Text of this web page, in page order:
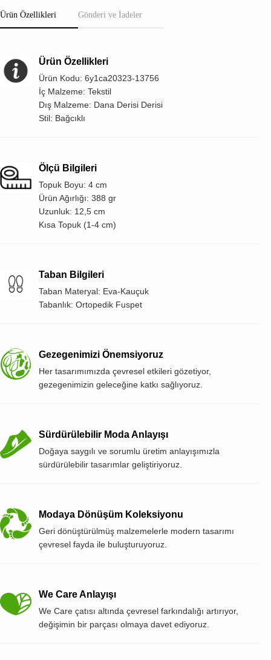
Ürün Özellikleri Gönderi ve İadeler
Ürün Özellikleri
Ürün Kodu: 6y1ca20323-13756
İç Malzeme: Tekstil
Dış Malzeme: Dana Derisi Derisi
Stil: Bağcıklı
Ölçü Bilgileri
Topuk Boyu: 4 cm
Ürün Ağırlığı: 388 gr
Uzunluk: 12,5 cm
Kısa Topuk (1-4 cm)
Taban Bilgileri
Taban Materyal: Eva-Kauçuk
Tabanlık: Ortopedik Fuspet
Gezegenimizi Önemsiyoruz
Her tasarımımızda çevresel etkileri gözetiyor,
gezegenimizin geleceğine katkı sağlıyoruz.
Sürdürülebilir Moda Anlayışı
Doğaya saygılı ve sorumlu üretim anlayışımızla
sürdürülebilir tasarımlar geliştiriyoruz.
Modaya Dönüşüm Koleksiyonu
Geri dönüştürülmüş malzemelerle modern tasarımı
çevresel fayda ile buluşturuyoruz.
We Care Anlayışı
We Care çatısı altında çevresel farkındalığı artırıyor,
değişimin bir parçası olmaya davet ediyoruz.